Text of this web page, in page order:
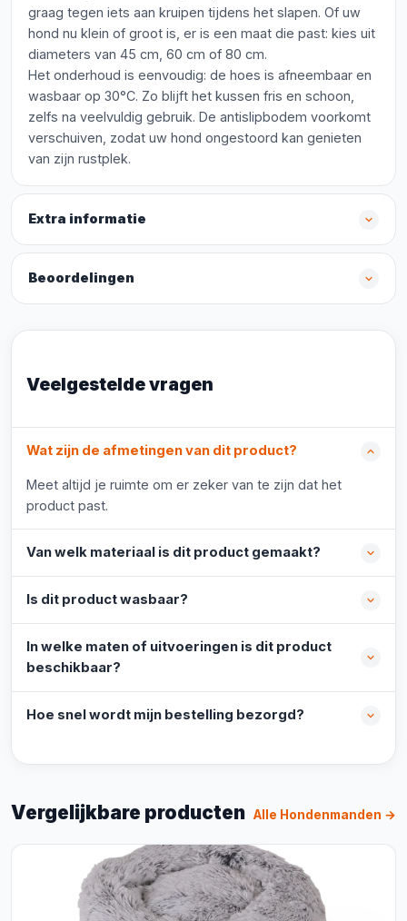
graag tegen iets aan kruipen tijdens het slapen. Of uw
hond nu klein of groot is, er is een maat die past: kies uit
diameters van 45 cm, 60 cm of 80 cm.
Het onderhoud is eenvoudig: de hoes is afneembaar en
wasbaar op 30°C. Zo blijft het kussen fris en schoon,
zelfs na veelvuldig gebruik. De antislipbodem voorkomt
verschuiven, zodat uw hond ongestoord kan genieten
van zijn rustplek.
Extra informatie
Beoordelingen
Veelgestelde vragen
Wat zijn de afmetingen van dit product?
Meet altijd je ruimte om er zeker van te zijn dat het
product past.
Van welk materiaal is dit product gemaakt?
Is dit product wasbaar?
In welke maten of uitvoeringen is dit product
beschikbaar?
Hoe snel wordt mijn bestelling bezorgd?
Vergelijkbare producten Alle Hondenmanden →